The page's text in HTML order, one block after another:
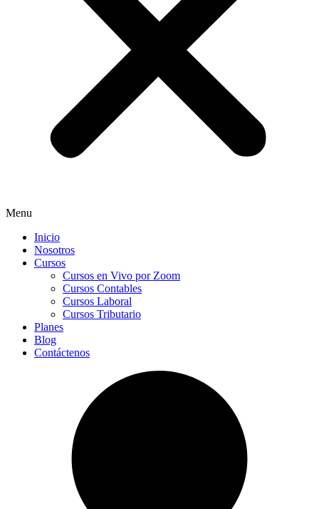
Menu
Inicio
Nosotros
Cursos
Cursos en Vivo por Zoom
Cursos Contables
Cursos Laboral
Cursos Tributario
Planes
Blog
Contáctenos